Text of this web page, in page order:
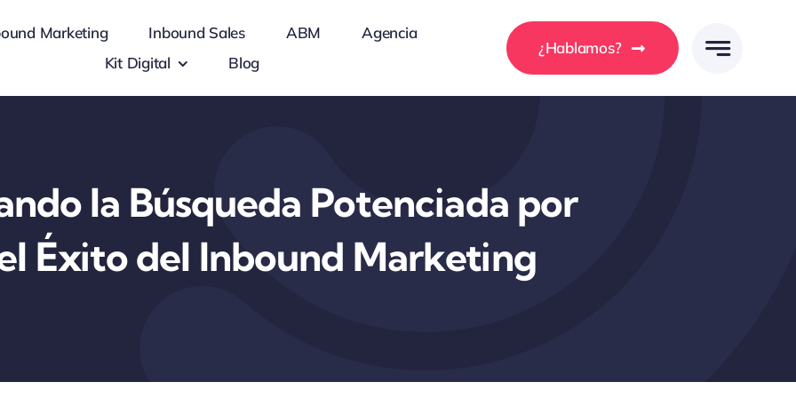
Marketing Inbound Sales ABM
Agencia
Kit Digital
Blog
¿Hablamos?
la Búsqueda Potenciada por
Éxito del Inbound Marketing